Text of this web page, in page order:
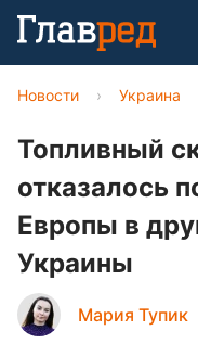
Новости › Украина
Топливный
отказалось
Европы в
Украины
Мария Тупик